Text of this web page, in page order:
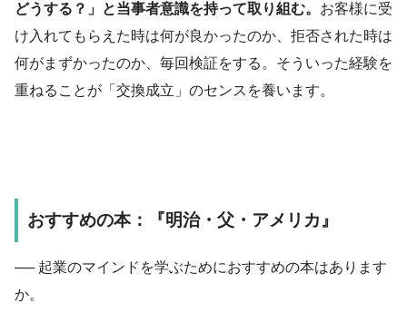
どうする？ 」と当事者意識を持って取り組む。 お客様に受
け入れてもらえた時は何が良かったのか、拒否された時は
何がまずかったのか、毎回検証をする。そういった経験を
重ねることが「交換成立」のセンスを養います。
おすすめの本：『明治・父・アメリカ』
── 起業のマインドを学ぶためにおすすめの本はあります
か。